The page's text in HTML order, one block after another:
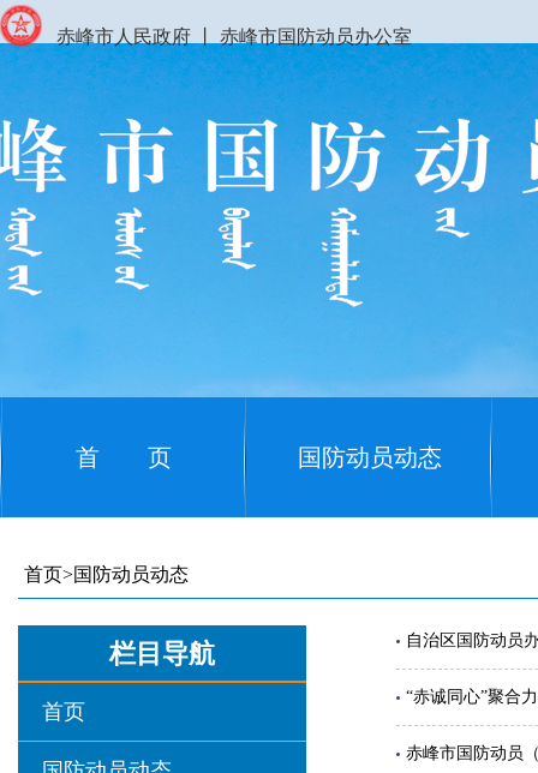
赤峰市人民政府 赤峰市国防动员办公室
首 页 国防动员动态
首页>国防动员动态
栏目导航
首页
自治区国防动员
“赤诚同心”聚合
赤峰市国防动员